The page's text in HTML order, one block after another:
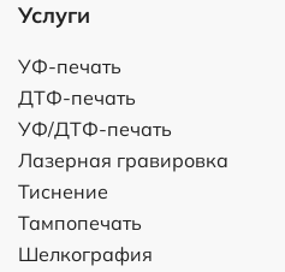
Услуги
УФ-печать
ДТФ-печать
УФ/ДТФ-печать
Лазерная гравировка
Тиснение
Тампопечать
Шелкография